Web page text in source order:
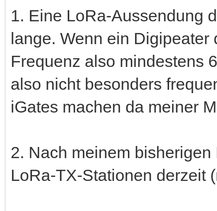
1. Eine LoRa-Aussendung
lange. Wenn ein
Frequenz also mindestens
also nicht besonders
iGates machen da meiner
2. Nach meinem
LoRa-TX-Stationen derzeit